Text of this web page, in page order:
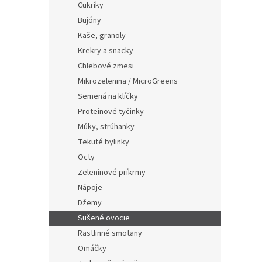
Cukríky
Bujóny
Kaše, granoly
Krekry a snacky
Chlebové zmesi
Mikrozelenina / MicroGreens
Semená na klíčky
Proteinové tyčinky
Múky, strúhanky
Tekuté bylinky
Octy
Zeleninové príkrmy
Nápoje
Džemy
Sušené ovocie
Rastlinné smotany
Omáčky